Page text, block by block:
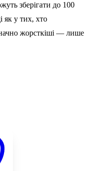
зберігати до 100
як у тих, хто
жорсткіші — лише